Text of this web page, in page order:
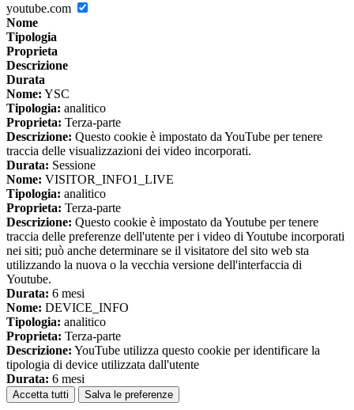
youtube.com
Nome
Tipologia
Proprieta
Descrizione
Durata
Nome: YSC
Tipologia: analitico
Proprieta: Terza-parte
Descrizione: Questo cookie è impostato da YouTube per tenere
traccia delle visualizzazioni dei video incorporati.
Durata: Sessione
Nome: VISITOR_INFO1_LIVE
Tipologia: analitico
Proprieta: Terza-parte
Descrizione: Questo cookie è impostato da Youtube per tenere
traccia delle preferenze dell'utente per i video di Youtube incorporati
nei siti; può anche determinare se il visitatore del sito web sta
utilizzando la nuova o la vecchia versione dell'interfaccia di
Youtube.
Durata: 6 mesi
Nome: DEVICE_INFO
Tipologia: analitico
Proprieta: Terza-parte
Descrizione: YouTube utilizza questo cookie per identificare la
tipologia di device utilizzata dall'utente
Durata: 6 mesi
Accetta tutti Salva le preferenze